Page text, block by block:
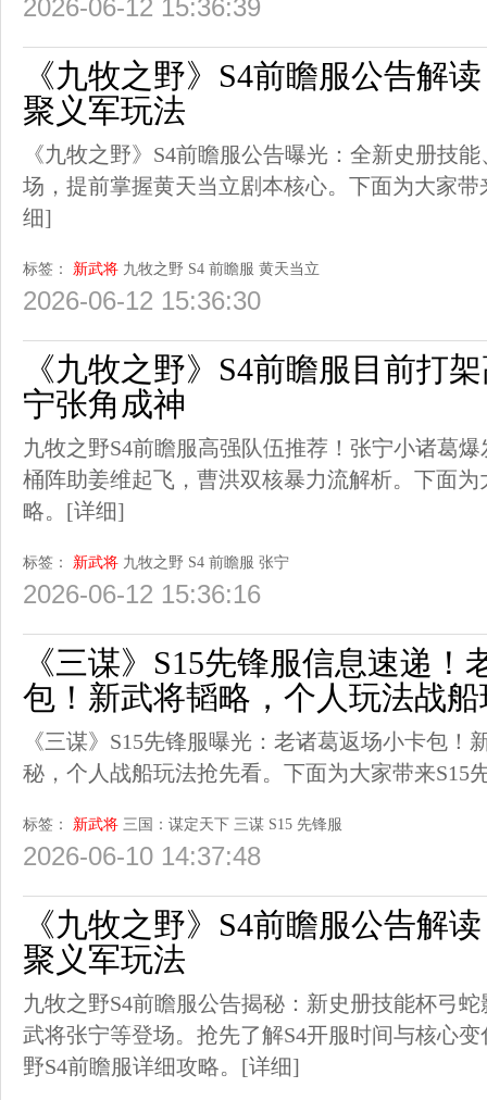
2026-06-12 15:36:39
《九牧之野》S4前瞻服公告解
聚义军玩法
《九牧之野》S4前瞻服公告曝光：全新史册技
场，提前掌握黄天当立剧本核心。下面为大家带
细]
标签： 新武将 九牧之野 S4 前瞻服 黄天当立
2026-06-12 15:36:30
《九牧之野》S4前瞻服目前打
宁张角成神
九牧之野S4前瞻服高强队伍推荐！张宁小诸葛
桶阵助姜维起飞，曹洪双核暴力流解析。下面
略。 [详细]
标签： 新武将 九牧之野 S4 前瞻服 张宁
2026-06-12 15:36:16
《三谋》S15先锋服信息速递！
包！新武将韬略，个人玩法战
《三谋》S15先锋服曝光：老诸葛返场小卡包！
秘，个人战船玩法抢先看。下面为大家带来S15
标签： 新武将 三国：谋定天下 三谋 S15 先锋服
2026-06-10 14:37:48
《九牧之野》S4前瞻服公告解
聚义军玩法
九牧之野S4前瞻服公告揭秘：新史册技能杯弓
武将张宁等登场。抢先了解S4开服时间与核心
野S4前瞻服详细攻略。 [详细]